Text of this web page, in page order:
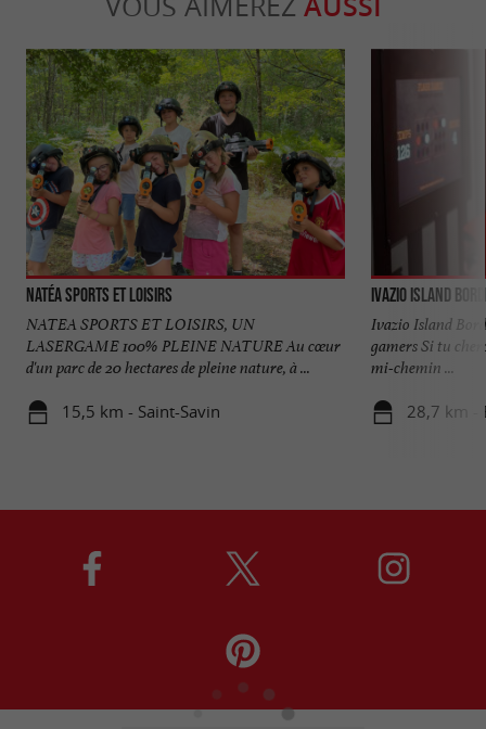
Natéa sports et loisirs
NATEA SPORTS ET LOISIRS, UN
LASERGAME 100% PLEINE NATURE Au cœur
d'un parc de 20 hectares de pleine nature, à ...
15,5 km - Saint-Savin
Ivazio Island
Ivazio Island
gamers Si tu
mi-chemin ...
28,7 km -